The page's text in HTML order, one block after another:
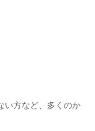
い方など、多くのか